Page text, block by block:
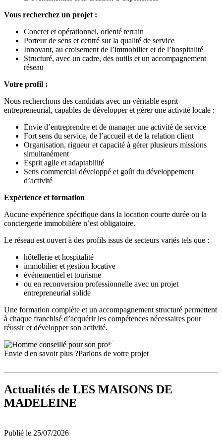
Vous recherchez un projet :
Concret et opérationnel, orienté terrain
Porteur de sens et centré sur la qualité de service
Innovant, au croisement de l’immobilier et de l’hospitalité
Structuré, avec un cadre, des outils et un accompagnement
réseau
Votre profil :
Nous recherchons des candidats avec un véritable esprit
entrepreneurial, capables de développer et gérer une activité locale :
Envie d’entreprendre et de manager une activité de service
Fort sens du service, de l’accueil et de la relation client
Organisation, rigueur et capacité à gérer plusieurs missions
simultanément
Esprit agile et adaptabilité
Sens commercial développé et goût du développement
d’activité
Expérience et formation
Aucune expérience spécifique dans la location courte durée ou la
conciergerie immobilière n’est obligatoire.
Le réseau est ouvert à des profils issus de secteurs variés tels que :
hôtellerie et hospitalité
immobilier et gestion locative
événementiel et tourisme
ou en reconversion professionnelle avec un projet
entrepreneurial solide
Une formation complète et un accompagnement structuré permettent
à chaque franchisé d’acquérir les compétences nécessaires pour
réussir et développer son activité.
Envie d'en savoir plus ?Parlons de votre projet
Actualités de LES MAISONS DE
MADELEINE
Publié le 25/07/2026